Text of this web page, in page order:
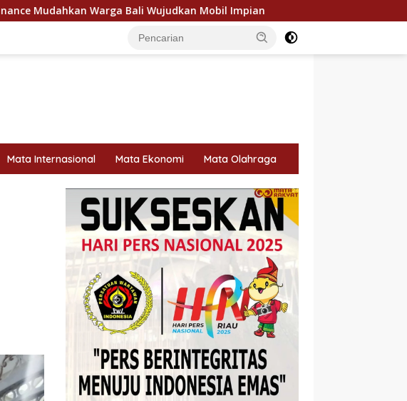
Bali Wujudkan Mobil Impian Rayakan 10 Tahun Perjalanan, Inspire
Mata Internasional Mata Ekonomi Mata Olahraga